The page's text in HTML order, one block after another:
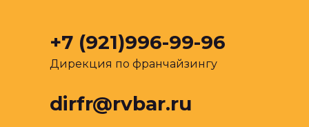
+7 (921)996-99-96
dirfr@rvbar.ru
Дирекция по франчайзингу